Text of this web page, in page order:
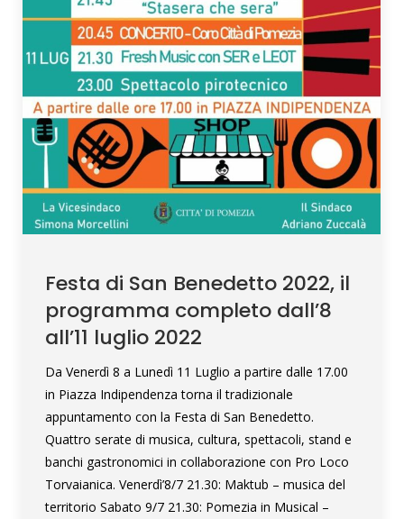
Festa di San Benedetto 2022, il
programma completo dall’8
all’11 luglio 2022
Da Venerdì 8 a Lunedì 11 Luglio a partire dalle 17.00
in Piazza Indipendenza torna il tradizionale
appuntamento con la Festa di San Benedetto.
Quattro serate di musica, cultura, spettacoli, stand e
banchi gastronomici in collaborazione con Pro Loco
Torvaianica. Venerdì’8/7 21.30: Maktub – musica del
territorio Sabato 9/7 21.30: Pomezia in Musical –